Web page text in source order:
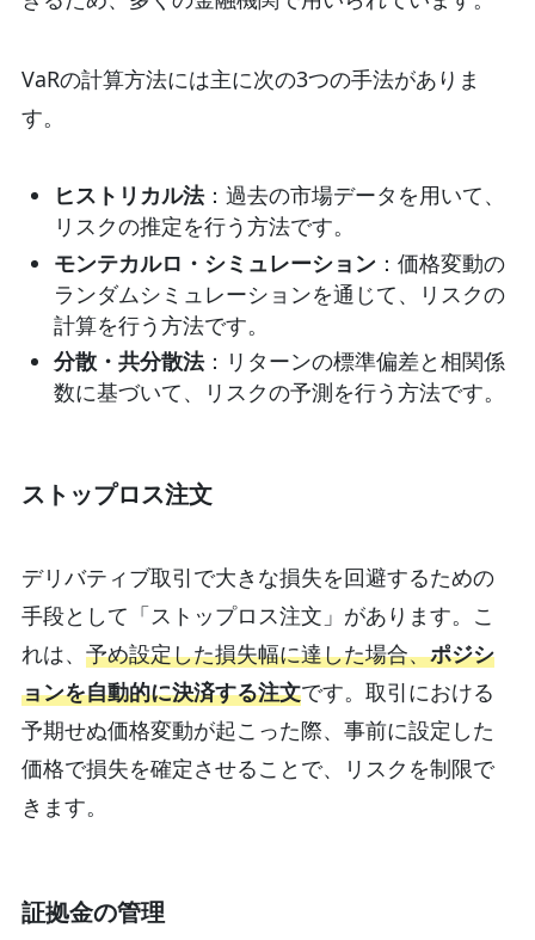
VaRの計算方法には主に次の3つの手法がありま
す。
ヒストリカル法：過去の市場データを用いて、
リスクの推定を行う方法です。
モンテカルロ・シミュレーション：価格変動の
ランダムシミュレーションを通じて、リスクの
計算を行う方法です。
分散・共分散法：リターンの標準偏差と相関係
数に基づいて、リスクの予測を行う方法です。
ストップロス注文
デリバティブ取引で大きな損失を回避するための
手段として「ストップロス注文」があります。こ
れは、 予め設定した損失幅に達した場合、ポジシ
ョンを自動的に決済する注文です。取引における
予期せぬ価格変動が起こった際、事前に設定した
価格で損失を確定させることで、リスクを制限で
きます。
証拠金の管理